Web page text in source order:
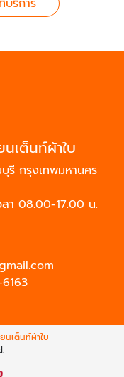
ริการ
นเต็นท์ผ้าใบ
รี กรุงเทพมหานคร
ลา 08.00-17.00 น.
นเต็นท์ผ้าใบ